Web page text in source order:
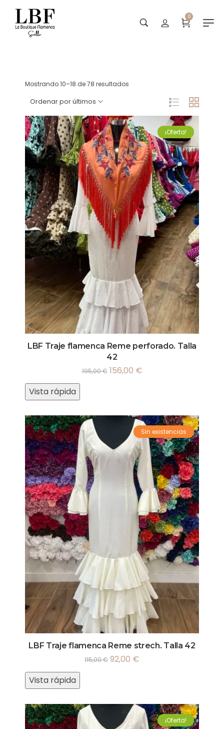
0
Mostrando 10–18 de 78 resultados
Ordenar por últimos
¡Oferta!
LBF Traje flamenca Reme perforado. Talla
42
195,00€ 156,00 €
Vista rápida
¡Oferta!
Sin existencias
LBF Traje flamenca Reme strech. Talla 42
115,00€ 92,00 €
Vista rápida
¡Oferta!